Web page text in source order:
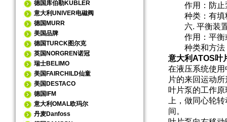
德国库伯勒KUBLER
意大利UNIVER电磁阀
德国MURR
美国品牌
德国TURCK图尔克
英国NORGREN诺冠
瑞士BELIMO
美国FAIRCHILD仙童
美国DESTACO
德国IFM
意大利OMAL欧玛尔
丹麦Danfoss
作用：防止泵
种类：有填
六. 平衡装
作用：平衡
种类和方法：
意大利ATOS叶
在液压系统使
片的来回运动
叶片泵的工作
上，做同心轮
间。